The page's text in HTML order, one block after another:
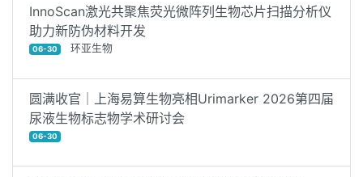
InnoScan激光共聚焦荧光微阵列生物芯片扫描分析仪
助力新防伪材料开发
06-30 环亚生物
圆满收官｜上海易算生物亮相Urimarker 2026第四届
尿液生物标志物学术研讨会
06-30